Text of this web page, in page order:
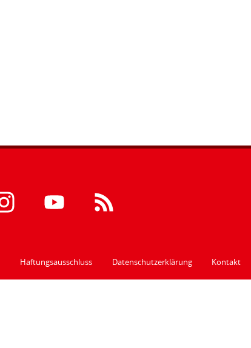
Haftungsausschluss Datenschutzerklärung Kontakt